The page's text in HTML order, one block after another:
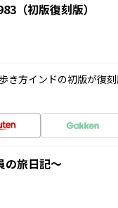
（初版復刻版）
き方インドの初版が復
の旅日記～